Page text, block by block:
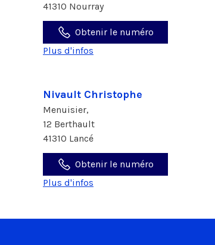
41310 Nourray
Obtenir le numéro
Plus d'infos
Nivault Christophe
Menuisier,
12 Berthault
41310 Lancé
Obtenir le numéro
Plus d'infos